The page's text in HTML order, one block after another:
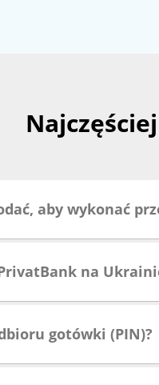
aby wykonać
na
gotówki (PIN)?